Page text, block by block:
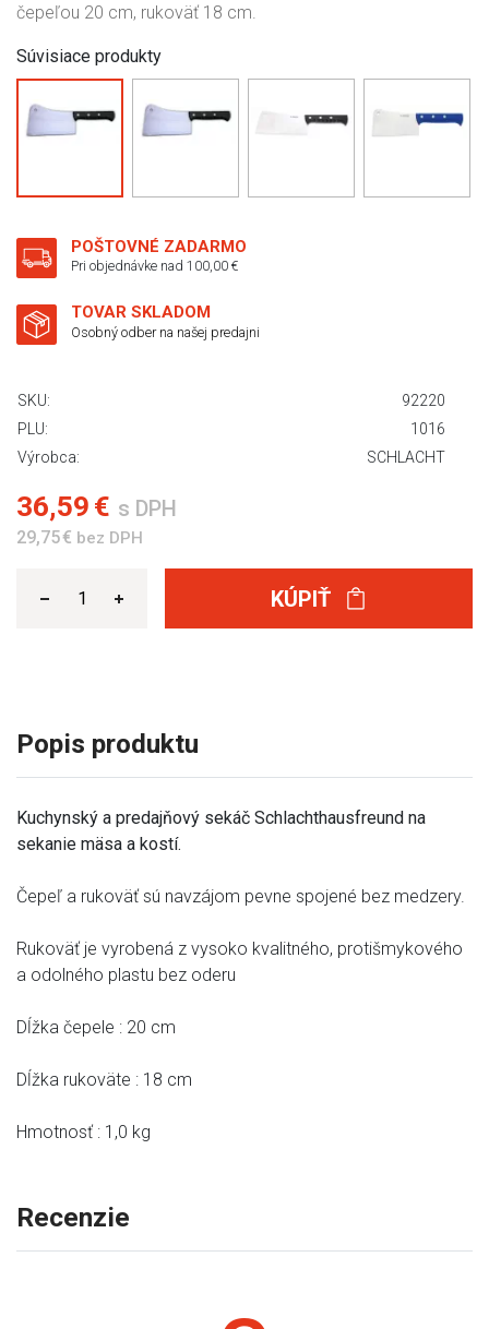
čepeľou 20 cm, rukoväť 18 cm.
Súvisiace produkty
POŠTOVNÉ ZADARMO
Pri objednávke nad 100,00 €
TOVAR SKLADOM
Osobný odber na našej predajni
SKU:
92220
PLU:
1016
Výrobca:
SCHLACHT
36,59 € s DPH
29,75 € bez DPH
KÚPIŤ
Popis produktu
Kuchynský a predajňový sekáč Schlachthausfreund na
sekanie mäsa a kostí.
Čepeľ a rukoväť sú navzájom pevne spojené bez medzery.
Rukoväť je vyrobená z vysoko kvalitného, ​​protišmykového
a odolného plastu bez oderu
Dĺžka čepele : 20 cm
Dĺžka rukoväte : 18 cm
Hmotnosť : 1,0 kg
Recenzie